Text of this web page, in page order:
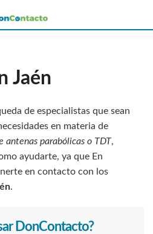
Jaén
de especialistas que sean
en materia de
antenas parabólicas o TDT,
ayudarte, ya que En
en contacto con los
.
DonContacto?